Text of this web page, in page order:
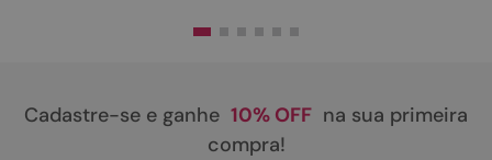
Cadastre-se e ganhe 10% OFF na sua primeira
compra!